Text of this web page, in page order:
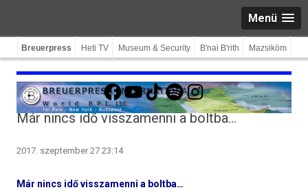
Menü
Breuerpress Heti TV Museum & Security B'nai B'rith Mazsiköm
Facebook
YouTube
TikTokSpotifyInstagram
Már nincs idő visszamenni a boltba…
2017. szeptember 27 23:14
Már nincs idő visszamen­ni a boltba…